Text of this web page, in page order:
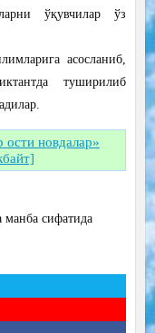
ўқувчилар ўз
асосланиб,
туширилиб
ости новдалар»
манба сифатида